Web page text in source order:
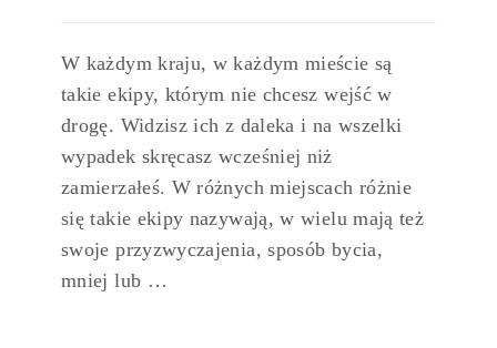
W każdym kraju, w każdym mieście są
takie ekipy, którym nie chcesz wejść w
drogę. Widzisz ich z daleka i na wszelki
wypadek skręcasz wcześniej niż
zamierzałeś. W różnych miejscach różnie
się takie ekipy nazywają, w wielu mają też
swoje przyzwyczajenia, sposób bycia,
mniej lub …